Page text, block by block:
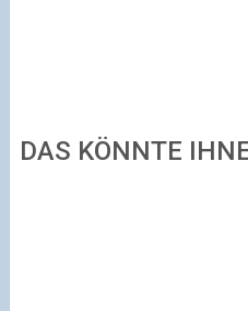
DAS KÖNNTE